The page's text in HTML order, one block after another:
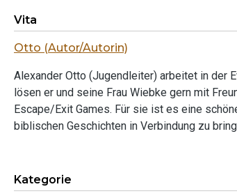
Vita
Otto (Autor/Autorin)
Alexander Otto (Jugendleiter) arbeitet in der
lösen er und seine Frau Wiebke gern mit
Escape/Exit Games. Für sie ist es eine
biblischen Geschichten in Verbindung zu
Kategorie